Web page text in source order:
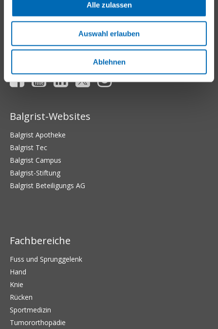
Alle zulassen
Auswahl erlauben
Ablehnen
Tel.+41 44 386 11 11
Aussenstandorte
Balgrist-Websites
Balgrist Apotheke
Balgrist Tec
Balgrist Campus
Balgrist-Stiftung
Balgrist Beteiligungs AG
Fachbereiche
Fuss und Sprunggelenk
Hand
Knie
Rücken
Sportmedizin
Tumororthopädie